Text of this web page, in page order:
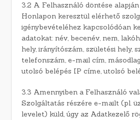
3.2 A Felhasználó döntése
Honlapon keresztül elérhető
igénybevételéhez kapcsolódóan
adatokat: név, becenév, nem,
hely, irányítószám, születési hely,
telefonszám, e-mail cím,
utolsó belépés IP címe, utolsó
3.3 Amennyiben a Felhasználó
Szolgáltatás részére e-mailt (pl.
levelet) küld, úgy az Adatkezelő